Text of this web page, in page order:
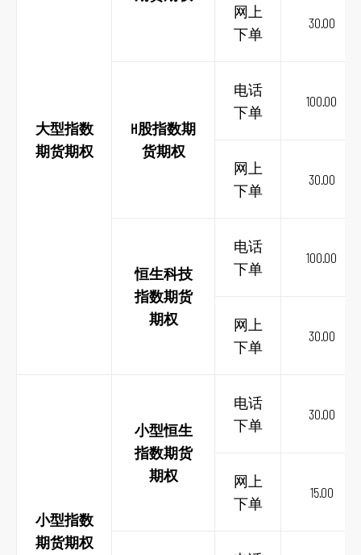
大型指数
期货期权
网上
下单
30.00
H股指数期
货期权
电话
下单
100.00
网上
下单
30.00
恒生科技
指数期货
期权
电话
下单
100.00
网上
下单
30.00
小型指数
期货期权
小型恒生
指数期货
期权
电话
下单
30.00
网上
下单
15.00